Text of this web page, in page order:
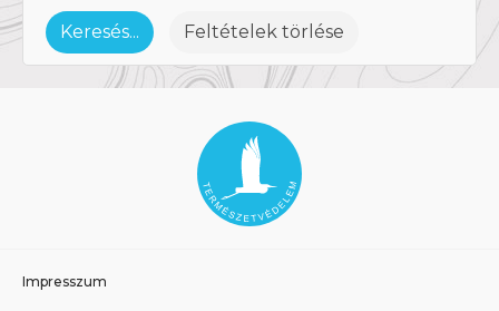
Keresés... Feltételek törlése
Impresszum